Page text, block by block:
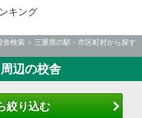
キング
舎検索
三重県の駅・市区町村から探す
辺の校舎
絞り込む